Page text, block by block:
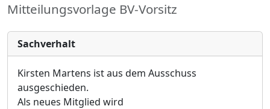
Mitteilungsvorlage BV-Vorsitz
Sachverhalt
Kirsten Martens ist aus dem Ausschuss
ausgeschieden.
Als neues Mitglied wird